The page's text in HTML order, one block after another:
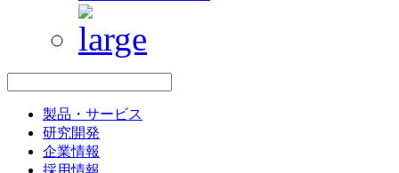
製品・サービス
研究開発
企業情報
採用情報